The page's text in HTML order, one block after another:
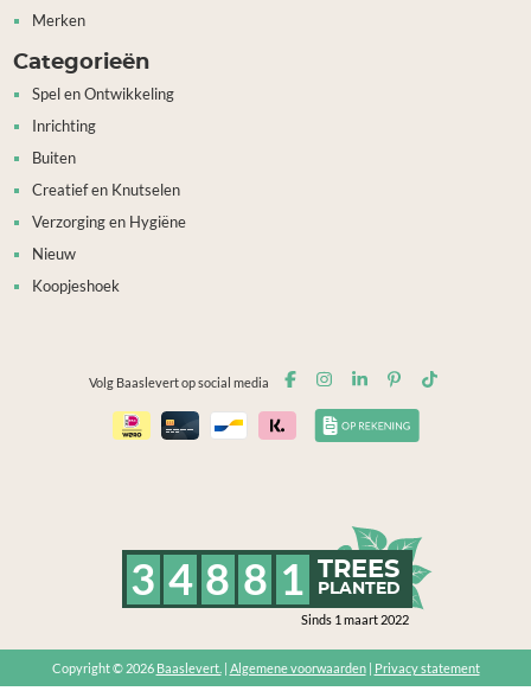
Merken
Categorieën
Spel en Ontwikkeling
Inrichting
Buiten
Creatief en Knutselen
Verzorging en Hygiëne
Nieuw
Koopjeshoek
Volg Baaslevert op social media
3 4 8 8 1 TREES
PLANTED
Sinds 1 maart 2022
Copyright © 2026 Baaslevert. Algemene voorwaarden| Privacy statement